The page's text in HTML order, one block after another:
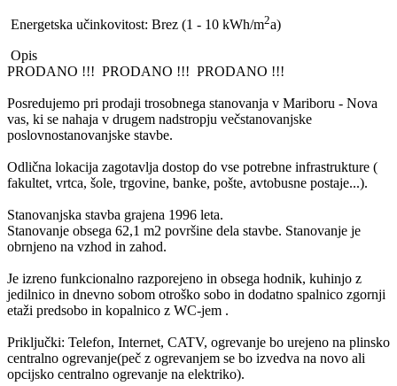
Energetska učinkovitost: Brez (1 - 10 kWh/m2a)
Opis
PRODANO !!! PRODANO !!! PRODANO !!!
Posredujemo pri prodaji trosobnega stanovanja v Mariboru - Nova
vas, ki se nahaja v drugem nadstropju večstanovanjske
poslovnostanovanjske stavbe.
Odlična lokacija zagotavlja dostop do vse potrebne infrastrukture (
fakultet, vrtca, šole, trgovine, banke, pošte, avtobusne postaje...).
Stanovanjska stavba grajena 1996 leta.
Stanovanje obsega 62,1 m2 površine dela stavbe. Stanovanje je
obrnjeno na vzhod in zahod.
Je izreno funkcionalno razporejeno in obsega hodnik, kuhinjo z
jedilnico in dnevno sobom otroško sobo in dodatno spalnico zgornji
etaži predsobo in kopalnico z WC-jem .
Priključki: Telefon, Internet, CATV, ogrevanje bo urejeno na plinsko
centralno ogrevanje(peč z ogrevanjem se bo izvedva na novo ali
opcijsko centralno ogrevanje na elektriko).